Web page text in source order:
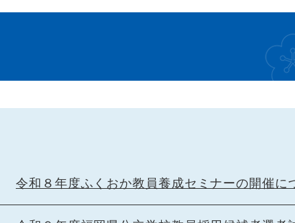
令和８年度ふくおか教員養成セミナーの開催に